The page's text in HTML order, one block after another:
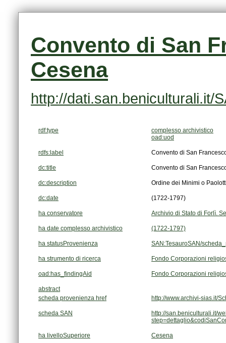
Cesena
http://dati.san.beniculturali.it/
rdf:type
complesso archivistico
oad:uod
rdfs:label Convento di San
dc:title Convento di San
dc:description Ordine dei Minimi o
dc:date (1722-1797)
ha conservatore Archivio di Stato di Forlì.
ha date complesso archivistico (1722-1797)
ha statusProvenienza SAN:TesauroSAN/
ha strumento di ricerca Fondo Corporazioni
oad:has_findingAid Fondo Corporazioni
abstract
scheda provenienza href
http://www.archivi-sias.it/
scheda SAN
ha livelloSuperiore Cesena